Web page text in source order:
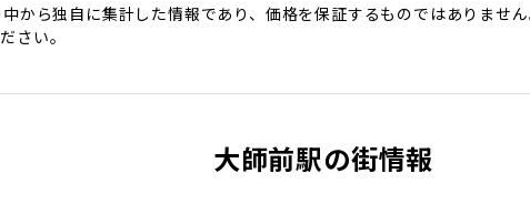
から独自に集計した情報であり、価格を保証するものではありませ
さい。
大師前駅の街情報